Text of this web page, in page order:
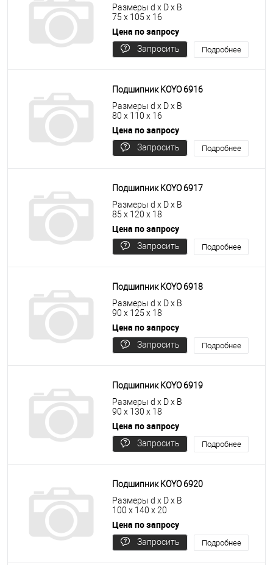
Размеры d x D x B
75 x 105 x 16
Цена по запросу
Запросить
Подробнее
Подшипник KOYO 6916
Размеры d x D x B
80 x 110 x 16
Цена по запросу
Запросить
Подробнее
Подшипник KOYO 6917
Размеры d x D x B
85 x 120 x 18
Цена по запросу
Запросить
Подробнее
Подшипник KOYO 6918
Размеры d x D x B
90 x 125 x 18
Цена по запросу
Запросить
Подробнее
Подшипник KOYO 6919
Размеры d x D x B
90 x 130 x 18
Цена по запросу
Запросить
Подробнее
Подшипник KOYO 6920
Размеры d x D x B
100 x 140 x 20
Цена по запросу
Запросить
Подробнее